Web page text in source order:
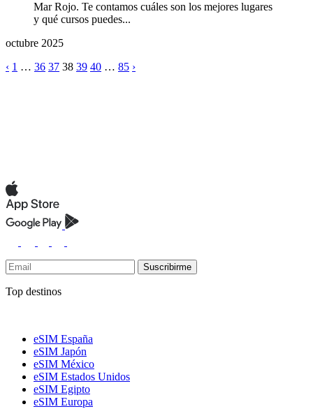
Mar Rojo. Te contamos cuáles son los mejores lugares
y qué cursos puedes...
octubre 2025
‹ 1 … 36 37 38 39 40 … 85 ›
Suscribirme
Top destinos
eSIM España
eSIM Japón
eSIM México
eSIM Estados Unidos
eSIM Egipto
eSIM Europa